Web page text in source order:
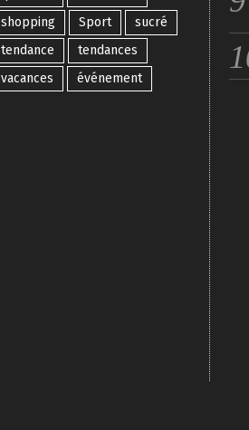
shopping
Sport
sucré
tendance
tendances
vacances
événement